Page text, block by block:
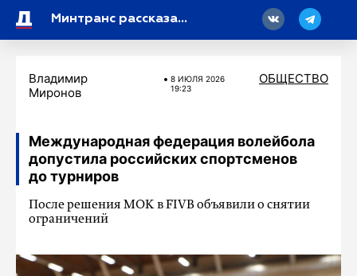
Минтранс рассказал о ситуации с транспортом и топливом в России
Владимир
Миронов
8 ИЮЛЯ 2026
19:23
ОБЩЕСТВО
Международная федерация волейбола
допустила российских спортсменов
до турниров
После решения МОК в FIVB объявили о снятии
ограничений